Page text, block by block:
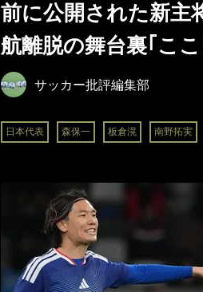
前に公開された新主
航離脱の舞台裏｢こ
サッカー批評編集部
日本代表 森保一 板倉滉 南野拓実